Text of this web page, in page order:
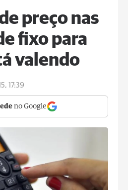
preço nas
fixo para
valendo
17:39
no Google